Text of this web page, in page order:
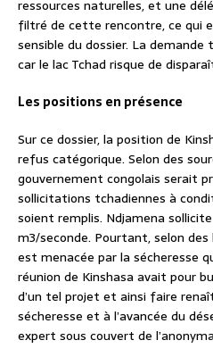
ressources naturelles, et une
filtré de cette rencontre, ce qui
sensible du dossier. La
car le lac Tchad risque de
Les positions en présence
Sur ce dossier, la position de
refus catégorique. Selon des
gouvernement congolais serait
sollicitations tchadiennes à
soient remplis. Ndjamena
m3/seconde. Pourtant, selon des
est menacée par la sécheresse
réunion de Kinshasa avait pour
d’un tel projet et ainsi faire
sécheresse et à l’avancée du
expert sous couvert de